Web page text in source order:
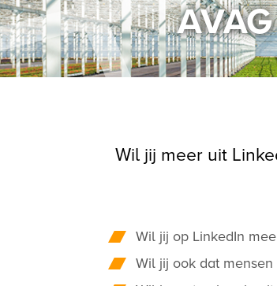
Wil jij meer uit
Wil jij op LinkedIn
Wil jij ook dat